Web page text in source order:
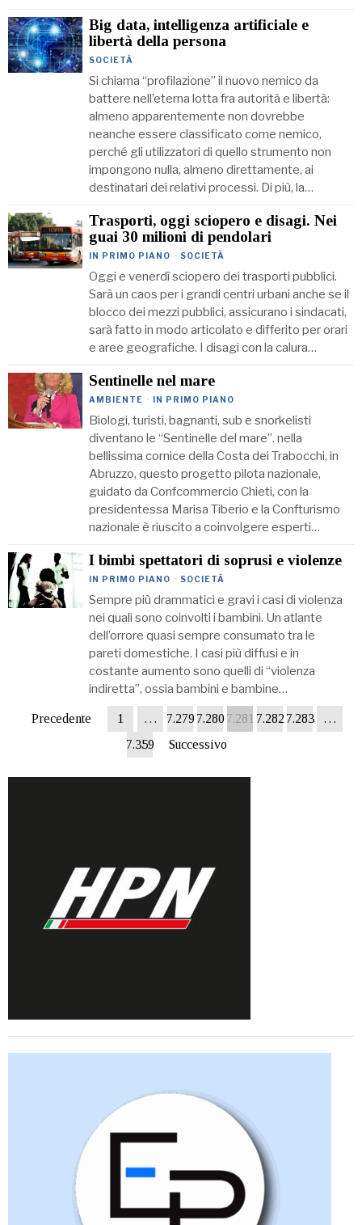
Big data, intelligenza artificiale e
libertà della persona
SOCIETÀ
Si chiama “profilazione” il nuovo nemico da
battere nell’eterna lotta fra autorità e libertà:
almeno apparentemente non dovrebbe
neanche essere classificato come nemico,
perché gli utilizzatori di quello strumento non
impongono nulla, almeno direttamente, ai
destinatari dei relativi processi. Di più, la…
Trasporti, oggi sciopero e disagi. Nei
guai 30 milioni di pendolari
IN PRIMO PIANO · SOCIETÀ
Oggi e venerdì sciopero dei trasporti pubblici.
Sarà un caos per i grandi centri urbani anche se il
blocco dei mezzi pubblici, assicurano i sindacati,
sarà fatto in modo articolato e differito per orari
e aree geografiche. I disagi con la calura…
Sentinelle nel mare
AMBIENTE · IN PRIMO PIANO
Biologi, turisti, bagnanti, sub e snorkelisti
diventano le “Sentinelle del mare”. nella
bellissima cornice della Costa dei Trabocchi, in
Abruzzo, questo progetto pilota nazionale,
guidato da Confcommercio Chieti, con la
presidentessa Marisa Tiberio e la Confturismo
nazionale è riuscito a coinvolgere esperti…
I bimbi spettatori di soprusi e violenze
IN PRIMO PIANO · SOCIETÀ
Sempre più drammatici e gravi i casi di violenza
nei quali sono coinvolti i bambini. Un atlante
dell’orrore quasi sempre consumato tra le
pareti domestiche. I casi più diffusi e in
costante aumento sono quelli di “violenza
indiretta”, ossia bambini e bambine…
Precedente 1 … 7.279 7.280 7.281 7.282 7.283
…
7.359
Successivo